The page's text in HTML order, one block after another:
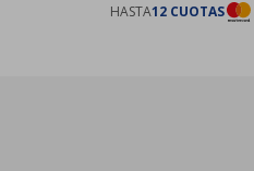
HASTA12 CUOTAS